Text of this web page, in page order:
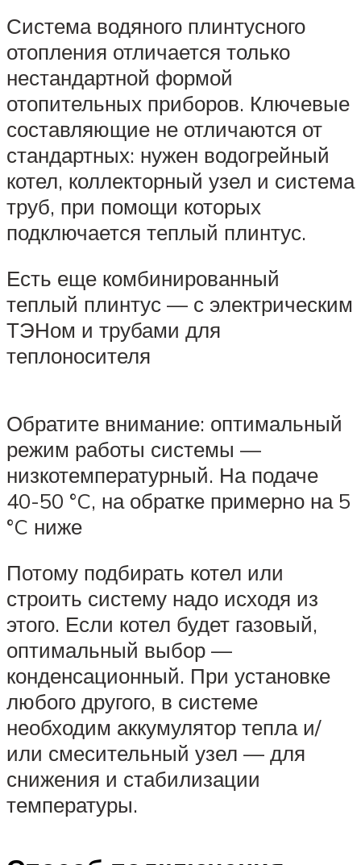
Система водяного плинтусного
отопления отличается только
нестандартной формой
отопительных приборов. Ключевые
составляющие не отличаются от
стандартных: нужен водогрейный
котел, коллекторный узел и система
труб, при помощи которых
подключается теплый плинтус.
Есть еще комбинированный
теплый плинтус — с электрическим
ТЭНом и трубами для
теплоносителя
Обратите внимание: оптимальный
режим работы системы —
низкотемпературный. На подаче
40-50 °C, на обратке примерно на 5
°C ниже
Потому подбирать котел или
строить систему надо исходя из
этого. Если котел будет газовый,
оптимальный выбор —
конденсационный. При установке
любого другого, в системе
необходим аккумулятор тепла и/
или смесительный узел — для
снижения и стабилизации
температуры.